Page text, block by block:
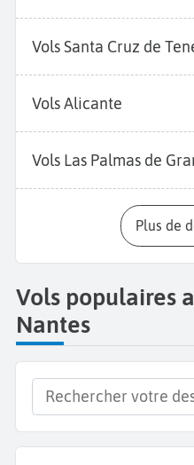
Vols Santa Cruz de
Vols Alicante
Vols Las Palmas de
Plus de
Vols populaires
Nantes